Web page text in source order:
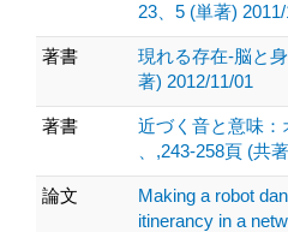
23、5 (単著)
著書
現れる存在-脳と
著) 2012/11/01
著書
近づく音と意味：
、,243-258頁 (共
論文
Making a robot
itinerancy in a